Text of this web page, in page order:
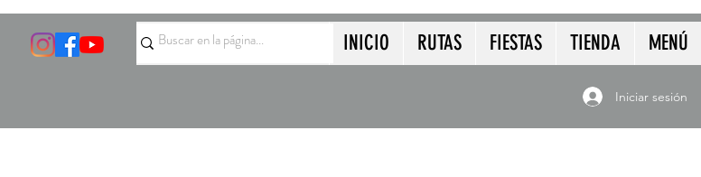
INICIO RUTAS FIESTAS TIENDA MENÚ
Iniciar sesión